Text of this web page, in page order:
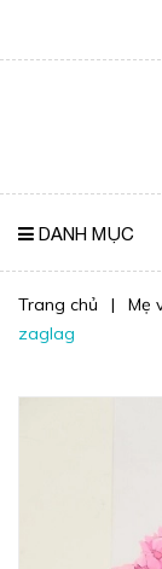
DANH MỤC
Trang chủ | Mẹ
zaglag